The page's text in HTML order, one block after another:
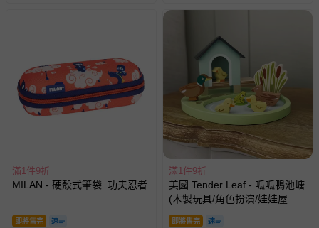
-接觸性孕哺產品（奶嘴、奶瓶、擠乳器、哺乳衣、托腹
帶束縛衣、餐搖椅等）。
-其他原廠盒裝商品封口處已貼上「不可拆封」，或具警
示字句等說明貼紙、封條者。
國際航空、客運、訂房等服務。
相關的退換貨辦理流程，可詳見： 退換貨 & 退款問題
運送服務：目前提供的運送僅限台灣本島。如您位於離島地
滿1件9折
MILAN - 硬殼式筆袋_功夫忍者
即將售完
滿1件9折
美國 Tender Leaf - 呱呱鴨池塘
(木製玩具/角色扮演/娃娃屋配
件)
即將售完